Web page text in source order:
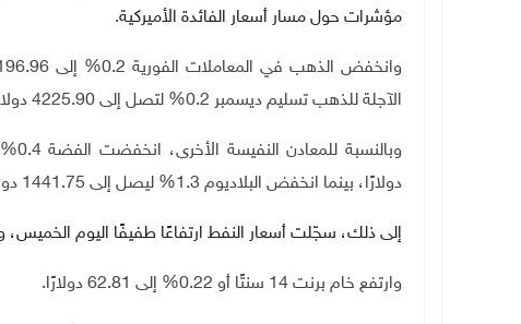
مؤشرات حول مسار أسعار الفائدة الأميركية.
الآجلة للذهب تسليم ديسمبر 0.2% لتصل إلى 4225.90 دولارًا للأوقية
دولارًا، بينما انخفض البلاديوم 1.3% ليصل إلى 1441.75 دولارًا
إلى ذلك، سجّلت أسعار النفط ارتفاعًا طفيفًا اليوم
وارتفع خام برنت 14 سنتًا أو 0.22% إلى 62.81 دولارًا .